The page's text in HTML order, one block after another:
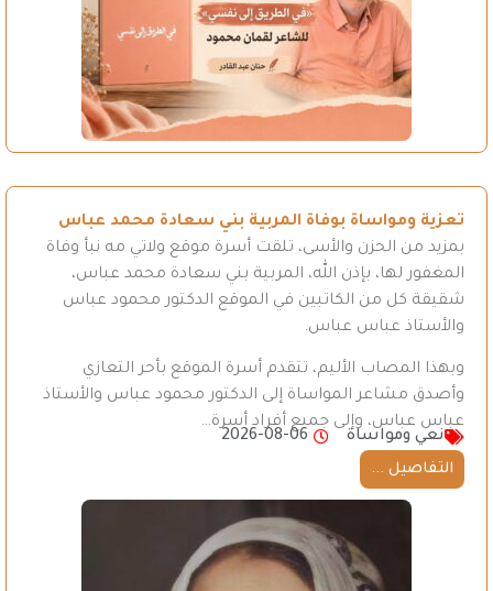
تعزية ومواساة بوفاة المربية بني سعادة محمد عباس
بمزيد من الحزن والأسى، تلقت أسرة موقع ولاتي مه نبأ وفاة
المغفور لها، بإذن الله، المربية بني سعادة محمد عباس،
شقيقة كل من الكاتبين في الموقع الدكتور محمود عباس
والأستاذ عباس عباس.
وبهذا المصاب الأليم، تتقدم أسرة الموقع بأحر التعازي
وأصدق مشاعر المواساة إلى الدكتور محمود عباس والأستاذ
عباس عباس، وإلى جميع أفراد أسرة…
نعي ومواساة
2026-08-06
التفاصيل ...